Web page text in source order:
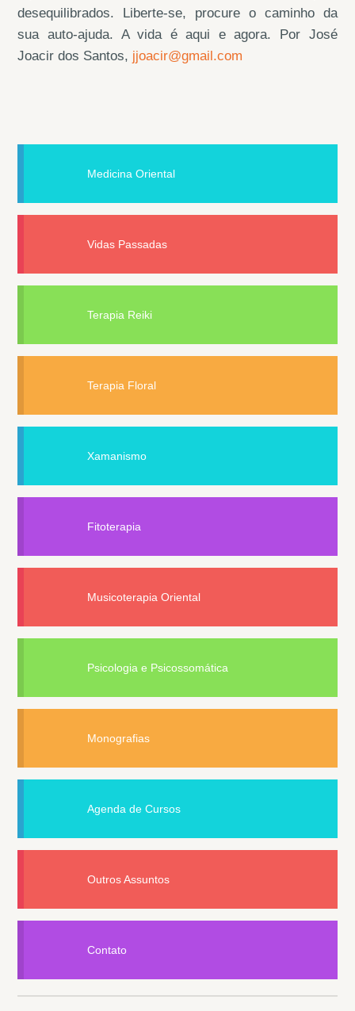
desequilibrados. Liberte-se, procure o caminho da
sua auto-ajuda. A vida é aqui e agora. Por José
Joacir dos Santos, jjoacir@gmail.com
Medicina Oriental
Vidas Passadas
Terapia Reiki
Terapia Floral
Xamanismo
Fitoterapia
Musicoterapia Oriental
Psicologia e Psicossomática
Monografias
Agenda de Cursos
Outros Assuntos
Contato